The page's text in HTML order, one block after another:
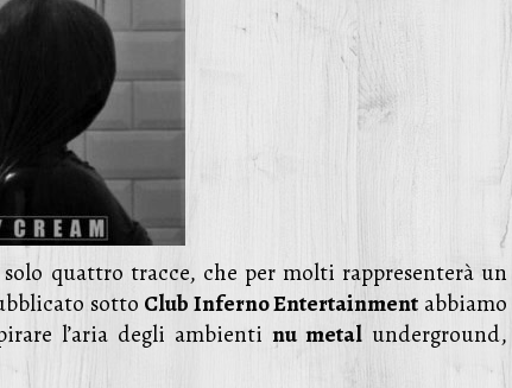
quattro tracce, che per molti rappresenterà un
sotto Club Inferno Entertainment abbiamo
l’aria degli ambienti nu metalunderground,